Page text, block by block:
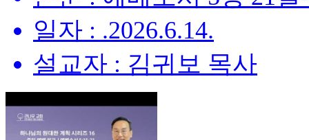
일자 : .2026.6.14.
설교자 : 김귀보 목사